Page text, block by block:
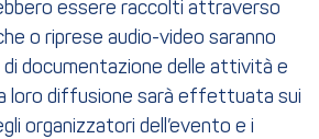
essere raccolti attraverso
o riprese audio-video saranno
documentazione delle attività e
loro diffusione sarà effettuata sui
organizzatori dell’evento e i